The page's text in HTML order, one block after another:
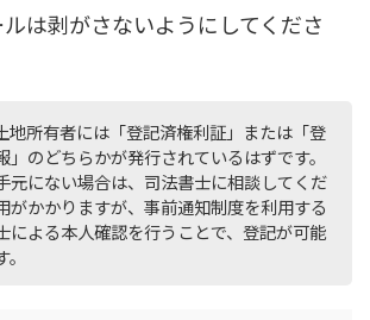
は剥がさないようにしてくださ
地所有者には「登記済権利証」または「登
」のどちらかが発行されているはずです。
元にない場合は、司法書士に相談してくだ
がかかりますが、事前通知制度を利用する
による本人確認を行うことで、登記が可能